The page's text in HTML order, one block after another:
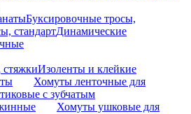
Буксировочные тросы,
стандартДинамические
стяжкиИзоленты и клейкие
Хомуты ленточные для
с зубчатым
Хомуты ушковые для